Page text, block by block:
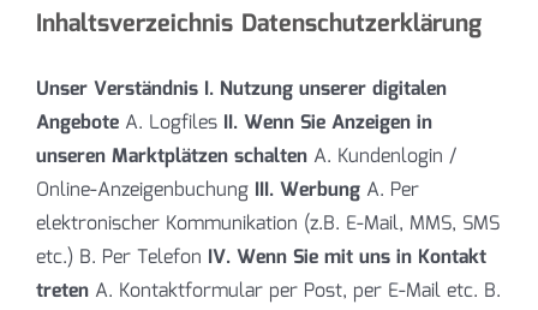
Inhaltsverzeichnis Datenschutzerklärung
Unser Verständnis I. Nutzung unserer digitalen
Angebote A. Logfiles II. Wenn Sie Anzeigen in
unseren Marktplätzen schalten A. Kundenlogin /
Online-Anzeigenbuchung III. Werbung A. Per
elektronischer Kommunikation (z.B. E-Mail, MMS, SMS
etc.) B. Per Telefon IV. Wenn Sie mit uns in Kontakt
treten A. Kontaktformular per Post, per E-Mail etc. B.